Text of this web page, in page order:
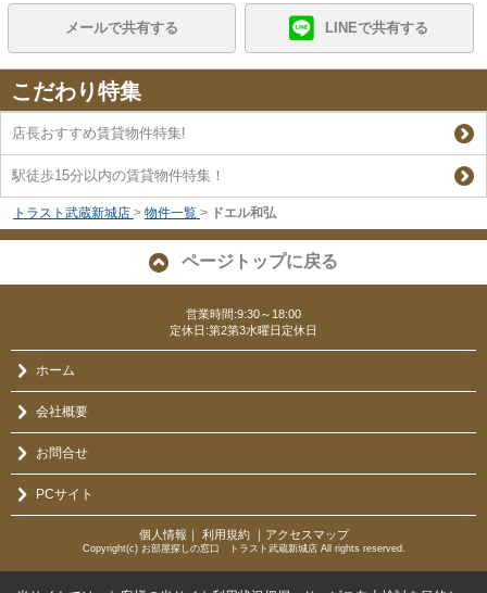
メールで共有する LINEで共有する
こだわり特集
店長おすすめ賃貸物件特集!
駅徒歩15分以内の賃貸物件特集！
トラスト武蔵新城店 > 物件一覧 > ドエル和弘
ページトップに戻る
営業時間:9:30～18:00
定休日:第2第3水曜日定休日
ホーム
会社概要
お問合せ
PCサイト
個人情報 利用規約｜ アクセスマップ
Copyright(c) お部屋探しの窓口 トラスト武蔵新城店 All rights reserved.